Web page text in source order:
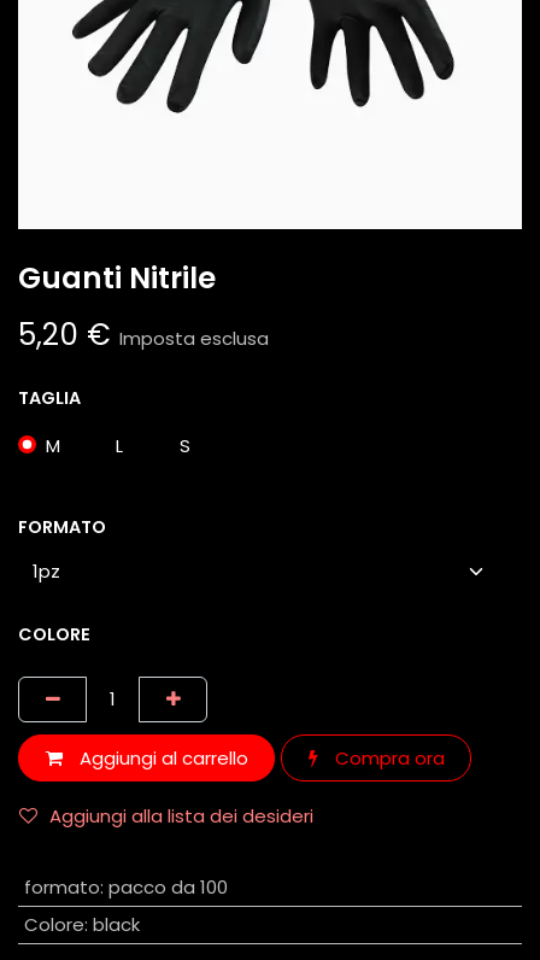
Guanti Nitrile
5,20 € Imposta esclusa
TAGLIA
M L S
FORMATO
COLORE
Aggiungi al carrello Compra ora
Aggiungi alla lista dei desideri
formato: pacco da 100
Colore: black